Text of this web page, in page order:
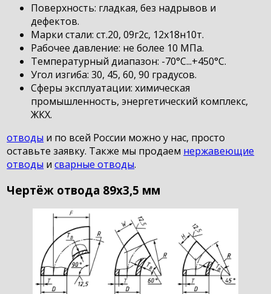
Поверхность: гладкая, без надрывов и
дефектов.
Марки стали: ст.20, 09г2с, 12х18н10т.
Рабочее давление: не более 10 МПа.
Температурный диапазон: -70°С...+450°С.
Угол изгиба: 30, 45, 60, 90 градусов.
Сферы эксплуатации: химическая
промышленность, энергетический комплекс,
ЖКХ.
отводы и по всей России можно у нас, просто
оставьте заявку. Также мы продаем нержавеющие
отводы исварные отводы.
Чертёж отвода 89х3,5 мм